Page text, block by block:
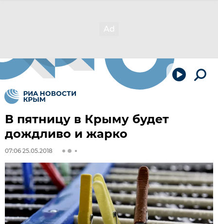
В пятницу в Крыму будет
дождливо и жарко
07:06 25.05.2018